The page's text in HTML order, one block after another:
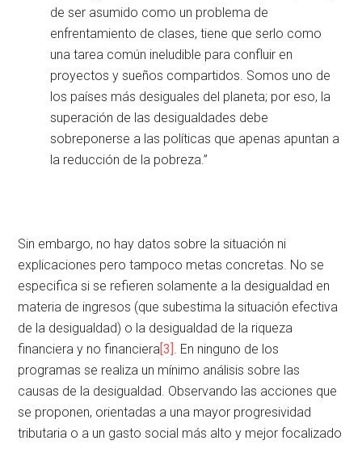
de ser asumido como un problema de
enfrentamiento de clases, tiene que serlo como
una tarea común ineludible para confluir en
proyectos y sueños compartidos. Somos uno de
los países más desiguales del planeta; por eso, la
superación de las desigualdades debe
sobreponerse a las políticas que apenas apuntan a
la reducción de la pobreza.”
Sin embargo, no hay datos sobre la situación ni
explicaciones pero tampoco metas concretas. No se
especifica si se refieren solamente a la desigualdad en
materia de ingresos (que subestima la situación efectiva
de la desigualdad) o la desigualdad de la riqueza
financiera y no financiera[3] . En ninguno de los
programas se realiza un mínimo análisis sobre las
causas de la desigualdad. Observando las acciones que
se proponen, orientadas a una mayor progresividad
tributaria o a un gasto social más alto y mejor focalizado